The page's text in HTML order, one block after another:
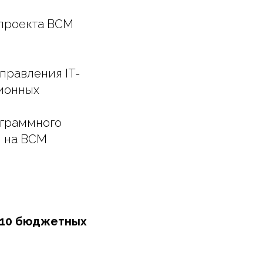
ВСМ
IT-
на ВСМ
бюджетных